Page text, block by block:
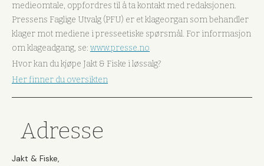
medieomtale, oppfordres til å ta kontakt med redaksjonen.
Pressens Faglige Utvalg (PFU) er et klageorgan som behandler
klager mot mediene i presseetiske spørsmål. For informasjon
om klageadgang, se: www.presse.no
Hvor kan du kjøpe Jakt & Fiske i løssalg?
Her finner du oversikten
Adresse
Jakt & Fiske,